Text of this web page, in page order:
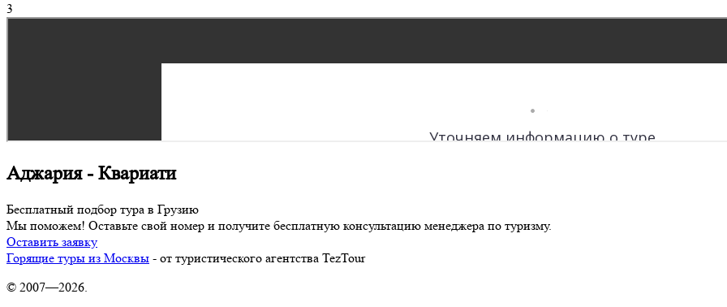
3
Аджария - Квариати
Бесплатный подбор тура в Грузию
Мы поможем! Оставьте свой номер и получите бесплатную консультацию менеджера по туризму.
Оставить заявку
Горящие туры из Москвы - от туристического агентства TezTour
© 2007—2026.